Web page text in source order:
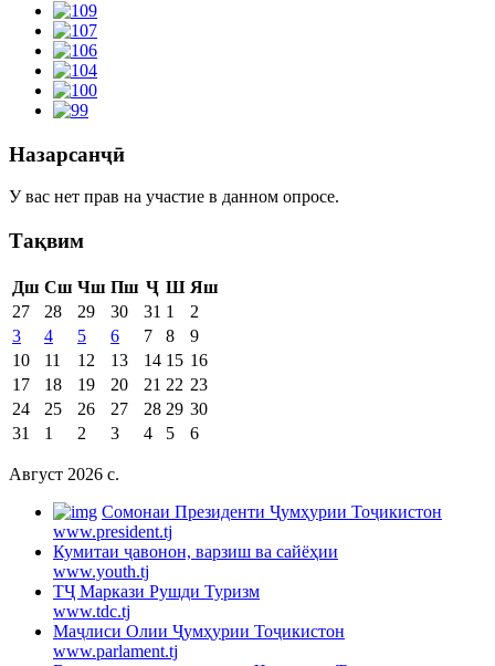
Назарсанҷӣ
У вас нет прав на участие в данном опросе.
Тақвим
Дш Сш Чш Пш Ҷ Ш Яш
27
28 29 30 31 1
2
3
4 5 6 7 8
9
10
11 12 13 14 15 16
17
18 19 20 21 22 23
24
25 26 27 28 29 30
31
1 2 3 4 5 6
Август 2026 c.
Cомонаи Президенти Ҷумҳурии Тоҷикистон
www.president.tj
Кумитаи ҷавонон, варзиш ва сайёҳии
www.youth.tj
ТҶ Маркази Рушди Туризм
www.tdc.tj
Маҷлиси Олии Ҷумҳурии Тоҷикистон
www.parlament.tj